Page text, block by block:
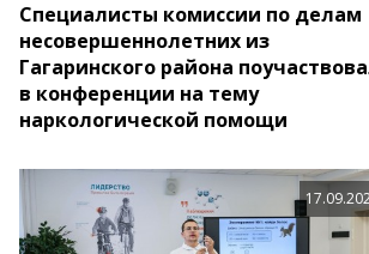
Специалисты комиссии по делам
несовершеннолетних из
Гагаринского района
в конференции на тему
наркологической помощи